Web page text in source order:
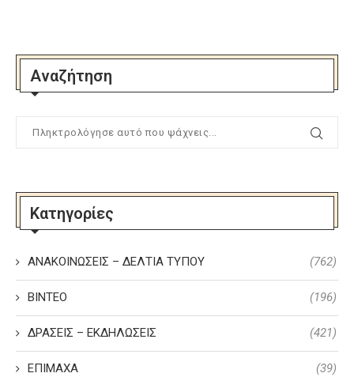
Αναζήτηση
Κατηγορίες
ΑΝΑΚΟΙΝΩΣΕΙΣ – ΔΕΛΤΙΑ ΤΥΠΟΥ (762)
ΒΙΝΤΕΟ (196)
ΔΡΑΣΕΙΣ – ΕΚΔΗΛΩΣΕΙΣ (421)
ΕΠΙΜΑΧΑ (39)